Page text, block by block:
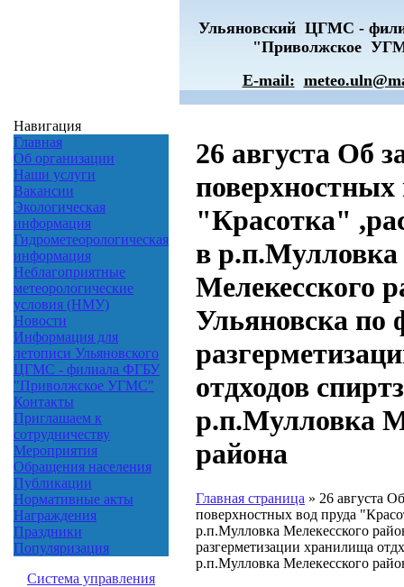
Ульяновский ЦГМС -
"Приволжское
E-mail:
Навигация
Главная
Об организации
Наши услуги
Вакансии
Экологическая
информация
Гидрометеорологическая
информация
Неблагоприятные
метеорологические
условия (НМУ)
Новости
Информация для
летописи Ульяновского
ЦГМС - филиала ФГБУ
"Приволжское УГМС"
Контакты
Приглашаем к
сотрудничеству
Мероприятия
Обращения населения
Публикации
Нормативные акты
Награждения
Праздники
Популяризация
Система управления
26 августа Об
поверхностных
"Красотка"
в р.п.Мулловка
Мелекесского
Ульяновска по
отдходов
р.п.Мулловка
района
Главная страница » 26 августа
поверхностных вод пруда
р.п.Мулловка Мелекесского
разгерметизации хранилища
р.п.Мулловка Мелекесского